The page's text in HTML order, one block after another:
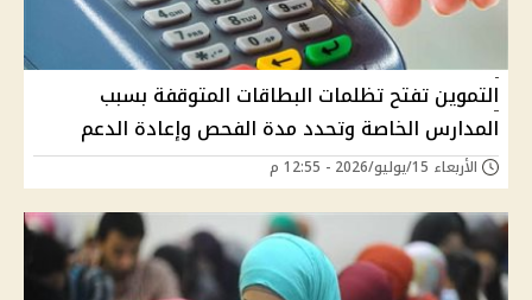
التموين تفتح تظلمات البطاقات المتوقفة بسبب
المدارس الخاصة وتحدد مدة الفحص وإعادة الدعم
الأربعاء 15/يوليو/2026 - 12:55 م